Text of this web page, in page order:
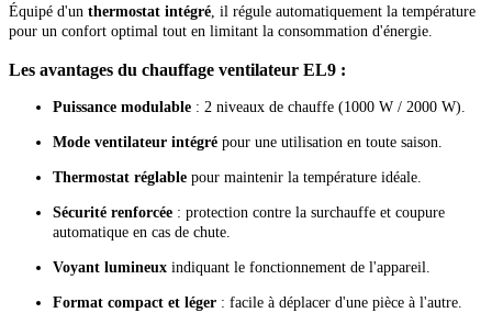
Équipé d'un thermostat intégré, il régule automatiquement la température
pour un confort optimal tout en limitant la consommation d'énergie.
Les avantages du chauffage ventilateur EL9 :
Puissance modulable : 2 niveaux de chauffe (1000 W / 2000 W).
Mode ventilateur intégré pour une utilisation en toute saison.
Thermostat réglable pour maintenir la température idéale.
Sécurité renforcée : protection contre la surchauffe et coupure
automatique en cas de chute.
Voyant lumineux indiquant le fonctionnement de l'appareil.
Format compact et léger : facile à déplacer d'une pièce à l'autre.